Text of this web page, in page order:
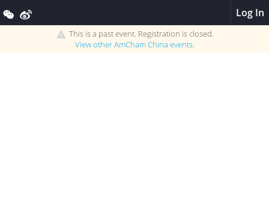
Log In
This is a past event. Registration is closed.
View otherAmCham China events.